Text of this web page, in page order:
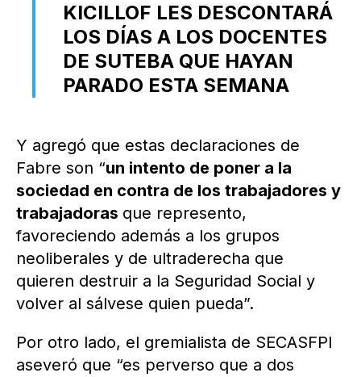
KICILLOF LES DESCONTARÁ
LOS DÍAS A LOS DOCENTES
DE SUTEBA QUE HAYAN
PARADO ESTA SEMANA
Y agregó que estas declaraciones de
Fabre son “un intento de poner a la
sociedad en contra de los trabajadores y
trabajadoras que represento,
favoreciendo además a los grupos
neoliberales y de ultraderecha que
quieren destruir a la Seguridad Social y
volver al sálvese quien pueda”.
Por otro lado, el gremialista de SECASFPI
aseveró que “es perverso que a dos